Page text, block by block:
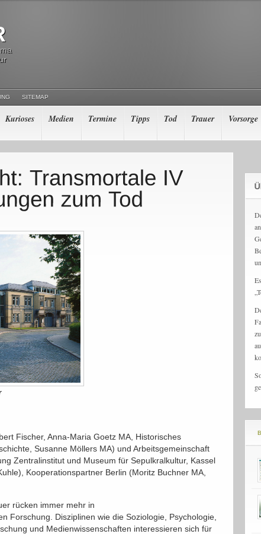
SITEMAP
Kurioses Medien Termine Tipps Tod Trauer Vorsorge
Fischer, Anna-Maria Goetz MA, Historisches
Susanne Möllers MA) und Arbeitsgemeinschaft
Zentralinstitut und Museum für Sepulkralkultur, Kassel
Kooperationspartner Berlin (Moritz Buchner MA,
rücken immer mehr in
Forschung. Disziplinen wie die Soziologie, Psychologie,
und Medienwissenschaften interessieren sich für